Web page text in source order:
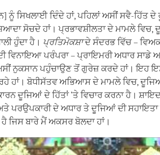
ਸਿਖਲਾਈ ਦਿੰਦੇ ਹਾਂ, ਪਹਿਲਾਂ ਅਸੀਂ ਸਵੈ-ਹਿੱਤ ਦੇ
ਸੋਚਦੇ ਹਾਂ। ਪ੍ਰਭਾਵਸ਼ੀਲਤਾ ਦੇ ਮਾਮਲੇ ਵਿਚ,
ਹੁੰਦਾ ਹੈ। ਪ੍ਰਤਿਮੋਕਸ਼ਾਦੇ ਸੰਦਰਭ ਵਿੱਚ –
ਵਿਨਾਇਆ ਪਰੰਪਰਾ – ਪ੍ਰਾਇਮਰੀ ਅਧਾਰ ਸਾਡੇ
ਨੁਕਸਾਨ ਪਹੁੰਚਾਉਣ ਤੋਂ ਗੁਰੇਜ਼ ਕਰਦੇ ਹਾਂ। ਇਹ
ਰਹੇ ਹਾਂ। ਬੋਧੀਸੱਤਵ ਅਭਿਆਸ ਦੇ ਮਾਮਲੇ ਵਿਚ,
ਦੂਜਿਆਂ ਦੇ ਹਿੱਤਾਂ ’ਤੇ ਵਿਚਾਰ ਕਰਨਾ ਹੈ।
ਪਰਉਪਕਾਰੀ ਦੇ ਅਧਾਰ ਤੇ ਦੂਜਿਆਂ ਦੀ ਸਹਾਇਤਾ
ਹੈ ਜਿਸ ਬਾਰੇ ਮੈਂ ਅਕਸਰ ਬੋਲਦਾ ਹਾਂ।